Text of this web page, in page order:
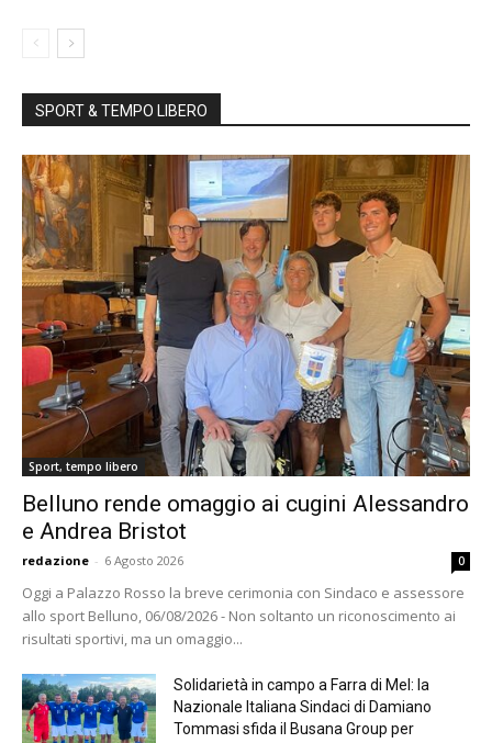
SPORT & TEMPO LIBERO
Sport, tempo libero
Belluno rende omaggio ai cugini Alessandro
e Andrea Bristot
redazione - 6 Agosto 2026 0
Oggi a Palazzo Rosso la breve cerimonia con Sindaco e assessore
allo sport Belluno, 06/08/2026 - Non soltanto un riconoscimento ai
risultati sportivi, ma un omaggio...
Solidarietà in campo a Farra di Mel: la
Nazionale Italiana Sindaci di Damiano
Tommasi sfida il Busana Group per